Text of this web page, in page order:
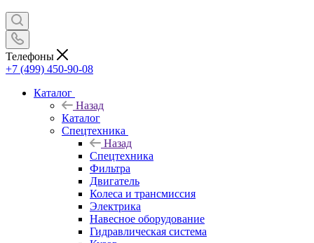
Телефоны
+7 (499) 450-90-08
Каталог
Назад
Каталог
Спецтехника
Назад
Спецтехника
Фильтра
Двигатель
Колеса и трансмиссия
Электрика
Навесное оборудование
Гидравлическая система